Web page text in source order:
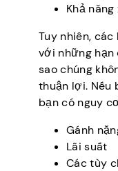
Khả
Tuy nhiên,
với những hạn
sao chúng
thuận lợi. Nếu
bạn có nguy
Gánh
Lãi suất
Các tùy